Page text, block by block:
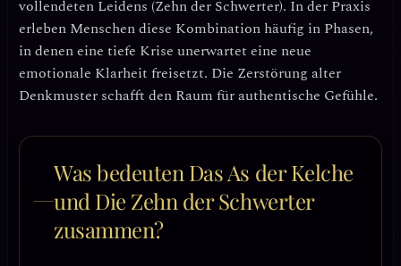
vollendeten Leidens (Zehn der Schwerter). In der Praxis
erleben Menschen diese Kombination häufig in Phasen,
in denen eine tiefe Krise unerwartet eine neue
emotionale Klarheit freisetzt. Die Zerstörung alter
Denkmuster schafft den Raum für authentische Gefühle.
Was bedeuten Das As der Kelche
und Die Zehn der Schwerter
zusammen?